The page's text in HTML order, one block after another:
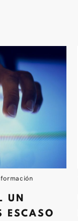
UN
ESCASO